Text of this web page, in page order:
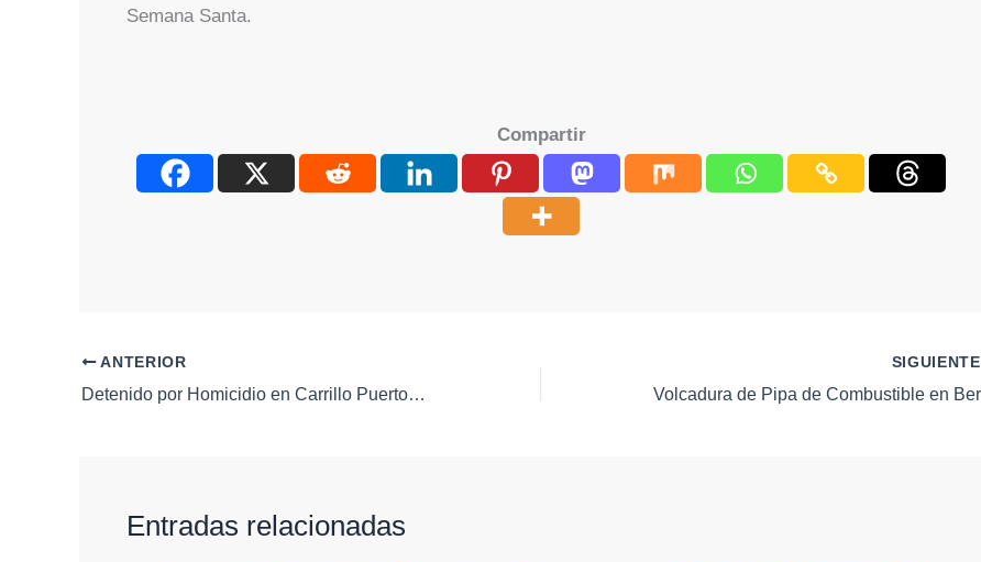
Semana Santa.
Compartir
ANTERIOR
Detenido por Homicidio en Carrillo Puerto: La Fiscalía Presenta Pruebas Ante el Juez
SIGUIENTE
Entradas relacionadas